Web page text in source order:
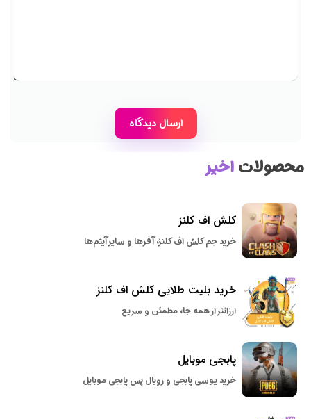
محصولاتاخیر
کلش اف کلنز
خرید جم کلش اف کلنز، آفرها و سایر آیتم‌ها
خرید بلیت طلایی کلش اف کلنز
ارزانتر از همه جا، مطمئن و سریع
پابجی موبایل
خرید یوسی پابجی و رویال پس پابجی موبایل